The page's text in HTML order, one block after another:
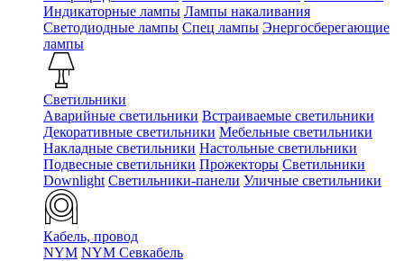
Индикаторные лампы Лампы накаливания
Светодиодные лампы Спец лампы Энергосберегающие
лампы
Светильники
Аварийные светильники Встраиваемые светильники
Декоративные светильники Мебельные светильники
Накладные светильники Настольные светильники
Подвесные светильники Прожекторы Светильники
Downlight Светильники-панели Уличные светильники
Кабель, провод
NYM NYM Севкабель